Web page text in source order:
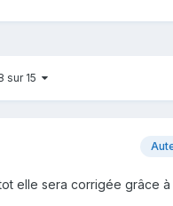
sur 15
elle sera corrigée grâce à